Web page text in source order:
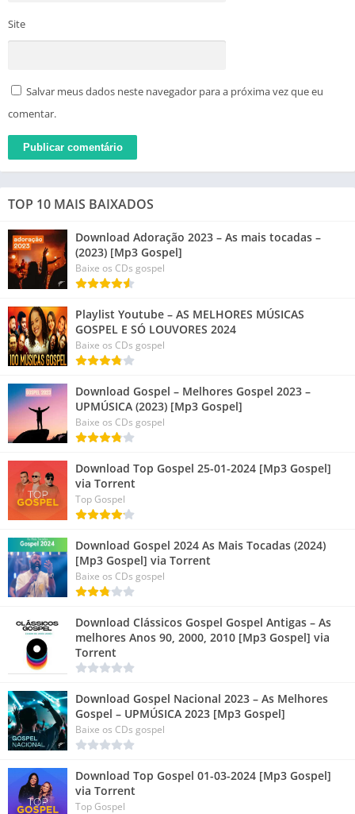
Site
Salvar meus dados neste navegador para a próxima vez que eu
comentar.
TOP 10 MAIS BAIXADOS
Download Adoração 2023 – As mais tocadas –
(2023) [Mp3 Gospel]
Baixe os CDs gospel
Playlist Youtube – AS MELHORES MÚSICAS
GOSPEL E SÓ LOUVORES 2024
Baixe os CDs gospel
Download Gospel – Melhores Gospel 2023 –
UPMÚSICA (2023) [Mp3 Gospel]
Baixe os CDs gospel
Download Top Gospel 25-01-2024 [Mp3 Gospel]
via Torrent
Top Gospel
Download Gospel 2024 As Mais Tocadas (2024)
[Mp3 Gospel] via Torrent
Baixe os CDs gospel
Download Clássicos Gospel Gospel Antigas – As
melhores Anos 90, 2000, 2010 [Mp3 Gospel] via
Torrent
Download Gospel Nacional 2023 – As Melhores
Gospel – UPMÚSICA 2023 [Mp3 Gospel]
Baixe os CDs gospel
Download Top Gospel 01-03-2024 [Mp3 Gospel]
via Torrent
Top Gospel